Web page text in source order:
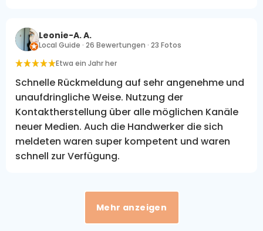
Leonie-A. A.
Local Guide · 26 Bewertungen · 23 Fotos
Etwa ein Jahr her
Schnelle Rückmeldung auf sehr angenehme und
unaufdringliche Weise. Nutzung der
Kontaktherstellung über alle möglichen Kanäle
neuer Medien. Auch die Handwerker die sich
meldeten waren super kompetent und waren
schnell zur Verfügung.
Mehr anzeigen